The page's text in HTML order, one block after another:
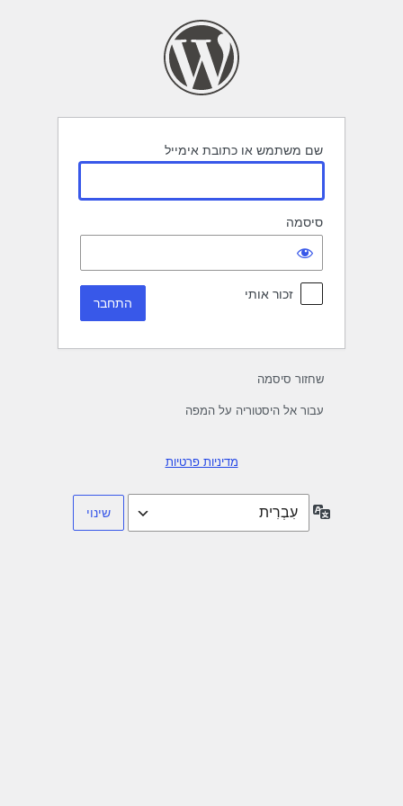
שם משתמש או כתובת אימייל
סיסמה
זכור אותי
שחזור סיסמה
עבור אל היסטוריה על המפה
מדיניות פרטיות
שפה